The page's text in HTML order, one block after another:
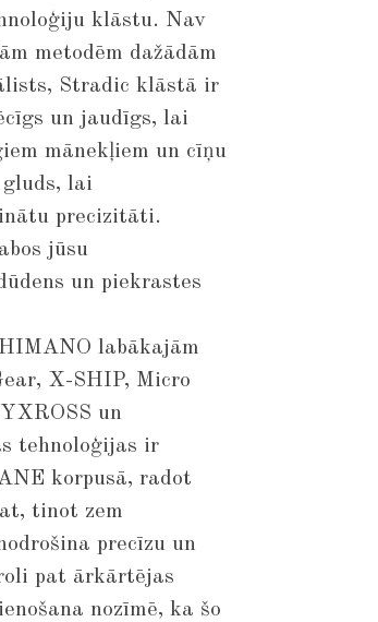
klāstu. Nav
metodēm dažādām
Stradic klāstā ir
un jaudīgs, lai
mānekļiem un cīņu
lai
precizitāti.
jūsu
un piekrastes
labākajām
X-SHIP, Micro
un
tehnoloģijas ir
korpusā, radot
tinot zem
precīzu un
pat ārkārtējas
nozīmē, ka šo